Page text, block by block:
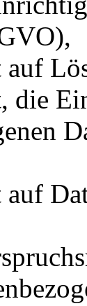
auf
die
auf